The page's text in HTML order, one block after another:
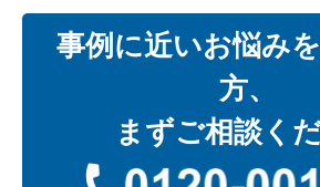
事例に近いお悩み
方、
まずご相談く